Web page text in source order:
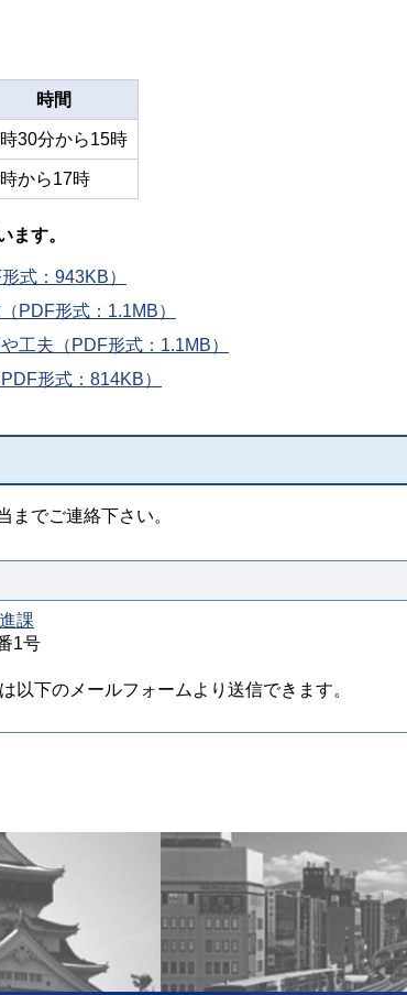
時間
30分から15時
から17時
ます。
式：943KB）
PDF形式：1.1MB）
工夫（PDF形式：1.1MB）
形式：814KB）
までご連絡下さい。
課
1号
以下のメールフォームより送信できます。